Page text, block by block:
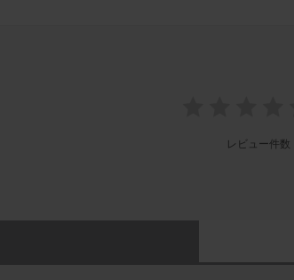
レビュー件数